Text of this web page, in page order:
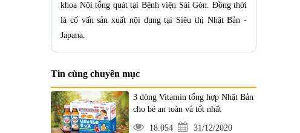
khoa Nội tổng quát tại Bệnh viện Sài Gòn. Đồng thời
là cố vấn sản xuất nội dung tại Siêu thị Nhật Bản -
Japana.
Tin cùng chuyên mục
3 dòng Vitamin tổng hợp Nhật Bản
cho bé an toàn và tốt nhất
18.054 31/12/2020